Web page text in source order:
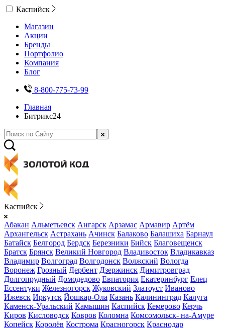
Каспийск
Магазин
Акции
Бренды
Портфолио
Компания
Блог
8-800-775-73-99
Главная
Битрикс24
Каспийск
Абакан Альметьевск Ангарск Арзамас Армавир Артём
Архангельск Астрахань Ачинск Балаково Балашиха Барнаул
Батайск Белгород Бердск Березники Бийск Благовещенск
Братск Брянск Великий Новгород Владивосток Владикавказ
Владимир Волгоград Волгодонск Волжский Вологда
Воронеж Грозный Дербент Дзержинск Димитровград
Долгопрудный Домодедово Евпатория Екатеринбург Елец
Ессентуки Железногорск Жуковский Златоуст Иваново
Ижевск Иркутск Йошкар-Ола Казань Калининград Калуга
Каменск-Уральский Камышин Каспийск Кемерово Керчь
Киров Кисловодск Ковров Коломна Комсомольск- на-Амуре
Копейск Королёв Кострома Красногорск Краснодар